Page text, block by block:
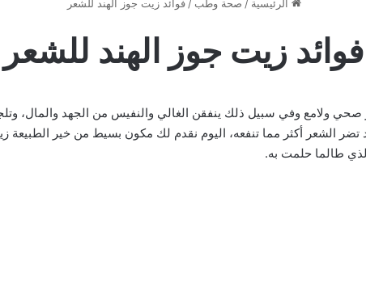
الرئيسية / صحة وطب / فوائد زيت جوز الهند للشعر
فوائد زيت جوز الهند للشعر
ولامع وفي سبيل ذلك ينفقن الغالي والنفيس من الجهد والمال،
تضر الشعر أكثر مما تنفعه، اليوم نقدم لك مكون بسيط من خير
طالما حلمت به.